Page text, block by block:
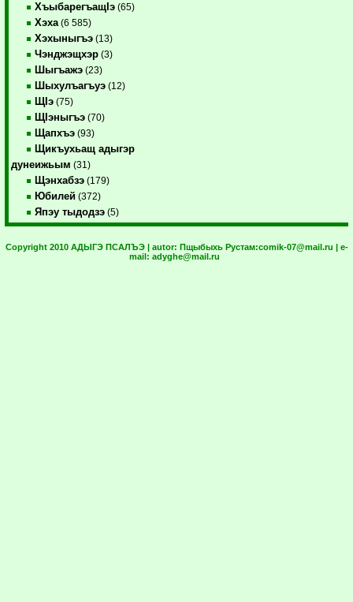
ХъыбарегъащIэ (65)
Хэха (6 585)
Хэхыныгъэ (13)
Чэнджэщхэр (3)
Шыгъажэ (23)
Шыхулъагъуэ (12)
ЩIэ (75)
ЩIэныгъэ (70)
Щапхъэ (93)
Щикъухьащ адыгэр
дунеижьым (31)
Щэнхабзэ (179)
Юбилей (372)
Япэу тыдодзэ (5)
Copyright 2010 АДЫГЭ ПСАЛЪЭ | autor: Пщыбыхь Рустам:comik-07@mail.ru | e-
mail: adyghe@mail.ru